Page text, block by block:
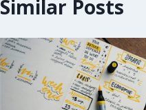
Similar Posts